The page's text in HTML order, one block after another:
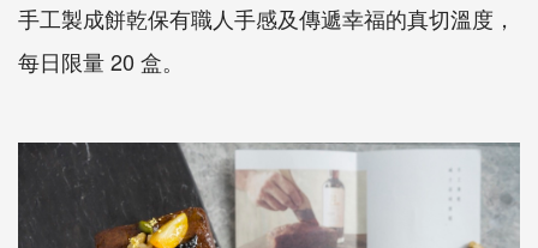
手工製成餅乾保有職人手感及傳遞幸福的真切溫度，
每日限量20 盒。